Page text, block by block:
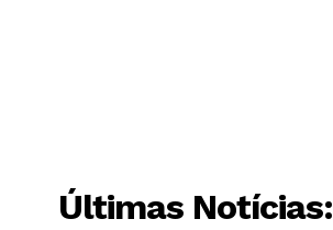
Últimas Notícias: